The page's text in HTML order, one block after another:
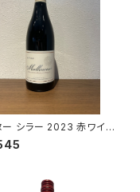
ー シラー 2023 赤ワイン
リカ スワートランド 750